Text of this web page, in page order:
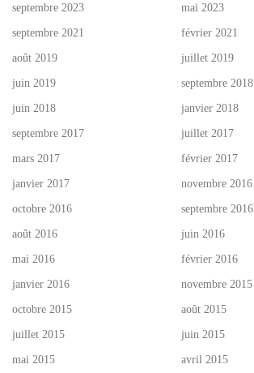
septembre 2023 mai 2023
septembre 2021 février 2021
août 2019 juillet 2019
juin 2019 septembre 2018
juin 2018 janvier 2018
septembre 2017 juillet 2017
mars 2017 février 2017
janvier 2017 novembre 2016
octobre 2016 septembre 2016
août 2016 juin 2016
mai 2016 février 2016
janvier 2016 novembre 2015
octobre 2015 août 2015
juillet 2015 juin 2015
mai 2015 avril 2015